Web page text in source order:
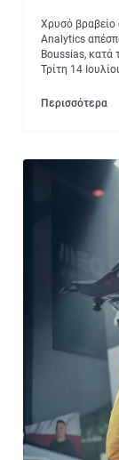
Χρυσό βραβείο
Analytics
Boussias, κατά
Τρίτη 14
Περισσότερα